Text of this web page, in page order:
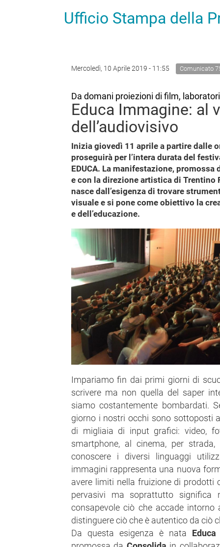
Ufficio Stampa della
Mercoledì, 10 Aprile 2019 - 11:55 Comunicato
Da domani proiezioni di film,
Educa Immagine: al
dell’audiovisivo
Inizia giovedì 11 aprile a partire dalle
proseguirà per l’intera durata del
EDUCA. La manifestazione,
e con la direzione artistica di Trentino
nasce dall’esigenza di trovare
visuale e si pone come obiettivo la
e dell’educazione.
Impariamo fin dai primi giorni di
scrivere ma non quella del saper
siamo costantemente bombardati.
giorno i nostri occhi sono sottoposti
di migliaia di input grafici: video,
smartphone, al cinema, per
conoscere i diversi linguaggi
immagini rappresenta una nuova
avere limiti nella fruizione di prodotti
pervasivi ma soprattutto significa
consapevole ciò che accade
distinguere ciò che è autentico da ciò
Da questa esigenza è nata